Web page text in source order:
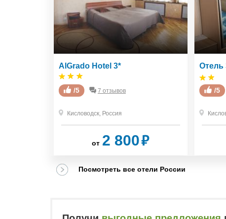
AlGrado Hotel 3*
/5 7 отзывов
Кисловодск, Россия
от 2 800₽
Отель
/5
Посмотреть все отели России